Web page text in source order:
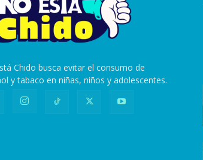
Chido busca evitar el consumo de
y tabaco en niñas, niños y adolescentes.